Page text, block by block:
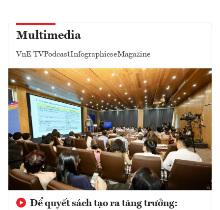
Multimedia
VnE TVPodcastInfographicseMagazine
Để quyết sách tạo ra tăng trưởng: